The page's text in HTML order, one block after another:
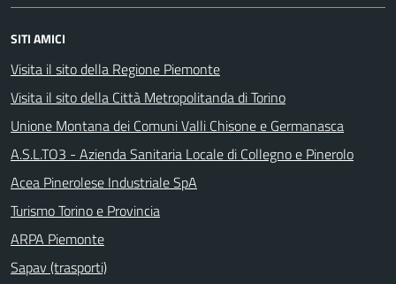
SITI AMICI
Visita il sito della Regione Piemonte
Visita il sito della Città Metropolitanda di Torino
Unione Montana dei Comuni Valli Chisone e Germanasca
A.S.L.TO3 - Azienda Sanitaria Locale di Collegno e Pinerolo
Acea Pinerolese Industriale SpA
Turismo Torino e Provincia
ARPA Piemonte
Sapav (trasporti)